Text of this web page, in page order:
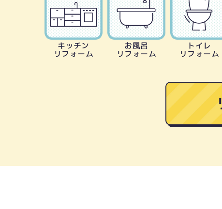
キッチン
リフォーム
お風呂
リフォーム
トイレ
リフォーム